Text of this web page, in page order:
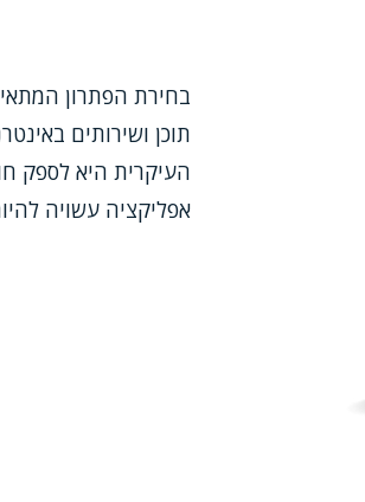
בחירת הפתרון
תוכן ושירותים
העיקרית היא לספק
אפליקציה עשויה